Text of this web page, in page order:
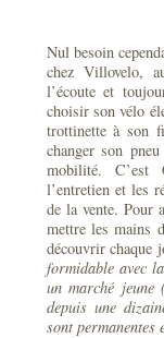
Nul besoin
chez Villovelo,
l’écoute et
choisir son vélo
trottinette à son
changer son
mobilité. C’est
l’entretien et les
de la vente. Pour
mettre les mains
découvrir chaque
formidable avec
un marché jeune
depuis une
sont permanentes